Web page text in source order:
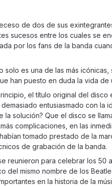
de dos de sus
sucesos entre los cuales se
por los fans de la banda
solo es una de las más
han puesto en duda la vida de
el título original del disco
entusiasmado con la
la solución? Que el disco se
complicaciones, en las
tomado prestado de la
de grabación de la banda.
reunieron para celebrar los 50
del mismo nombre de los
en la historia de la